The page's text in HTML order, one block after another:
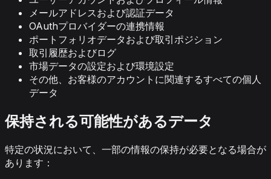
メールアドレスおよび認証データ
OAuthプロバイダーの連携情報
ポートフォリオデータおよび取引ポジション
取引履歴およびログ
市場データの設定および環境設定
その他、お客様のアカウントに関連するすべての個人
データ
保持される可能性があるデータ
特定の状況において、一部の情報の保持が必要となる場合が
あります：